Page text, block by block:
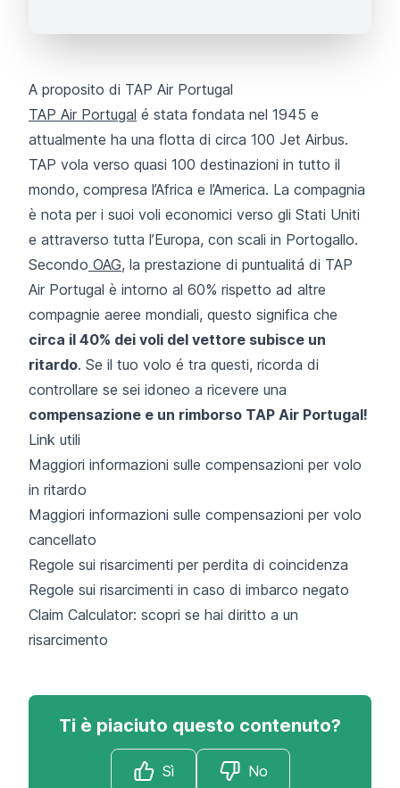
A proposito di TAP Air Portugal
TAP Air Portugal é stata fondata nel 1945 e
attualmente ha una flotta di circa 100 Jet Airbus.
TAP vola verso quasi 100 destinazioni in tutto il
mondo, compresa l’Africa e l’America. La compagnia
è nota per i suoi voli economici verso gli Stati Uniti
e attraverso tutta l’Europa, con scali in Portogallo.
Secondo OAG, la prestazione di puntualitá di TAP
Air Portugal è intorno al 60% rispetto ad altre
compagnie aeree mondiali, questo significa che
circa il 40% dei voli del vettore subisce un
ritardo. Se il tuo volo é tra questi, ricorda di
controllare se sei idoneo a ricevere una
compensazione e un rimborso TAP Air Portugal!
Link utili
Maggiori informazioni sulle compensazioni per volo
in ritardo
Maggiori informazioni sulle compensazioni per volo
cancellato
Regole sui risarcimenti per perdita di coincidenza
Regole sui risarcimenti in caso di imbarco negato
Claim Calculator: scopri se hai diritto a un
risarcimento
Ti è piaciuto questo contenuto?
Sì No